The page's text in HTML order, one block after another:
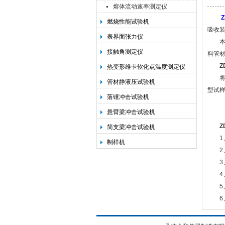
熔体流动速率测定仪
燃烧性能试验机
表界面张力仪
接触角测定仪
热变形维卡软化点温度测定仪
管材静液压试验机
落锤冲击试验机
悬臂梁冲击试验机
简支梁冲击试验机
制样机
吸收
本机
料管
将试
型试
1、
2、
3、
4、
5、
6、